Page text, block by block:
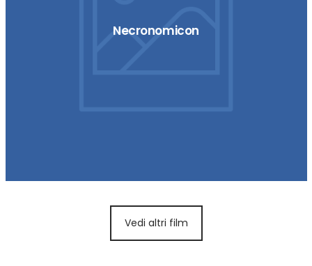
Necronomicon
Vedi altri film